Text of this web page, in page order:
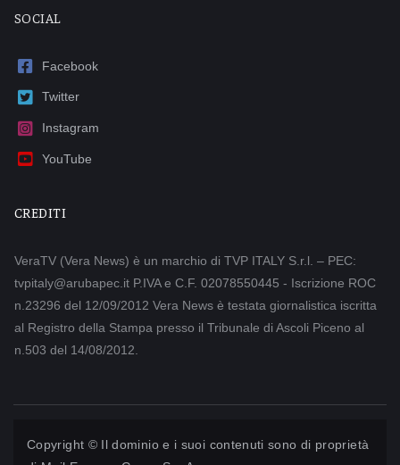
SOCIAL
Facebook
Twitter
Instagram
YouTube
CREDITI
VeraTV (Vera News) è un marchio di TVP ITALY S.r.l. – PEC:
tvpitaly@arubapec.it P.IVA e C.F. 02078550445 - Iscrizione ROC
n.23296 del 12/09/2012 Vera News è testata giornalistica iscritta
al Registro della Stampa presso il Tribunale di Ascoli Piceno al
n.503 del 14/08/2012.
Copyright © Il dominio e i suoi contenuti sono di proprietà